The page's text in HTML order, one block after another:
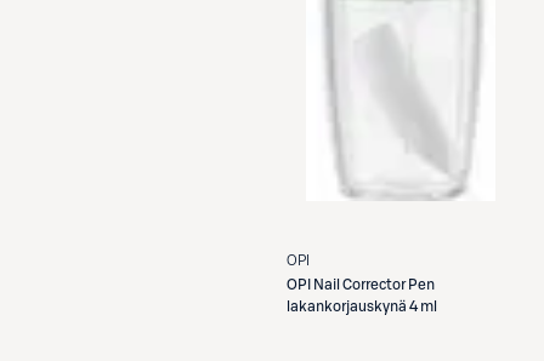
OPI
OPI
Nail Corrector Pen
lakankorjauskynä 4 ml